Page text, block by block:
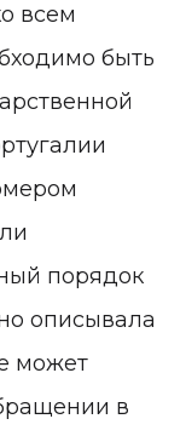
всем
быть
порядок
описывала
может
в